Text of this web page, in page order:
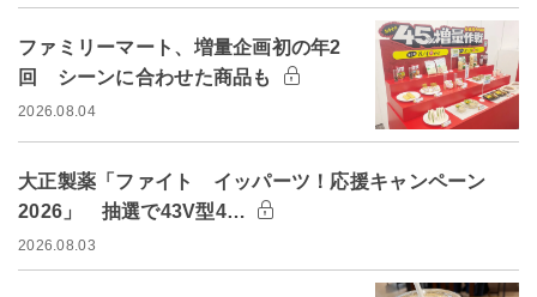
ファミリーマート、増量企画初の年2
回 シーンに合わせた商品も
2026.08.04
大正製薬「ファイト イッパーツ！応援キャンペーン
2026」 抽選で43V型4…
2026.08.03